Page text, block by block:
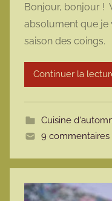
Bonjour, bonjour !
absolument que je
saison des coings.
Continuer la
Cuisine
9 commentaires